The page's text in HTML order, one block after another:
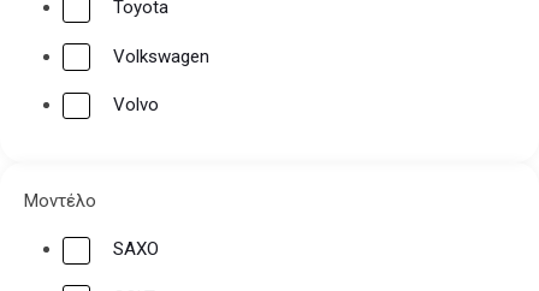
Toyota
Volkswagen
Volvo
Μοντέλο
SAXO